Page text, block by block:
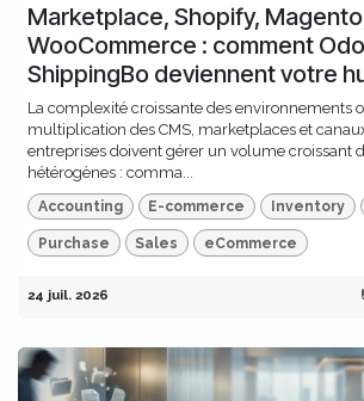
Marketplace, Shopify,
WooCommerce : comment
ShippingBo deviennent votre
La complexité croissante des environnements
multiplication des CMS, marketplaces et
entreprises doivent gérer un volume croissant
hétérogènes : comma...
Accounting E-commerce Inventory
Purchase Sales eCommerce
24 juil. 2026